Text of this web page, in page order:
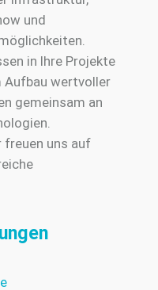
und
in Ihre Projekte
Aufbau wertvoller
gemeinsam an
freuen uns auf